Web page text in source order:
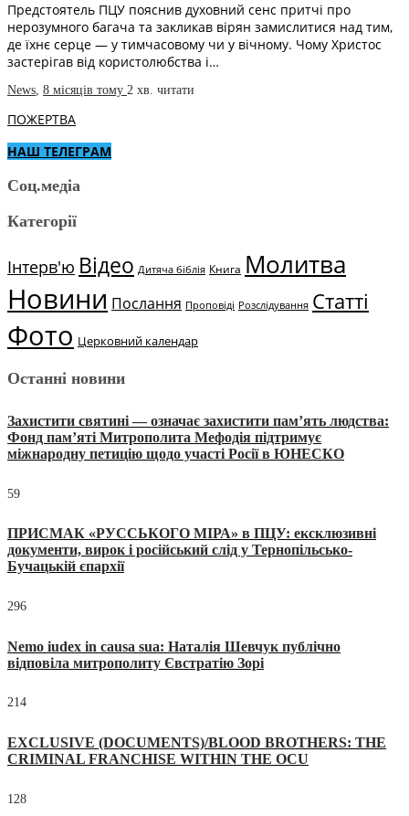
Предстоятель ПЦУ пояснив духовний сенс притчі про
нерозумного багача та закликав вірян замислитися над тим,
де їхнє серце — у тимчасовому чи у вічному. Чому Христос
застерігав від користолюбства і…
News, 8 місяців тому 2 хв. читати
ПОЖЕРТВА
НАШ ТЕЛЕГРАМ
Соц.медіа
Категорії
Інтерв'ю Відео Дитяча біблія Книга Молитва
Новини Послання Проповіді Розслідування Статті
Фото Церковний календар
Останні новини
Захистити святині — означає захистити пам’ять людства:
Фонд пам’яті Митрополита Мефодія підтримує
міжнародну петицію щодо участі Росії в ЮНЕСКО
59
ПРИСМАК «РУССЬКОГО МІРА» в ПЦУ: ексклюзивні
документи, вирок і російський слід у Тернопільсько-
Бучацькій єпархії
296
Nemo iudex in causa sua: Наталія Шевчук публічно
відповіла митрополиту Євстратію Зорі
214
EXCLUSIVE (DOCUMENTS)/BLOOD BROTHERS: THE
CRIMINAL FRANCHISE WITHIN THE OCU
128